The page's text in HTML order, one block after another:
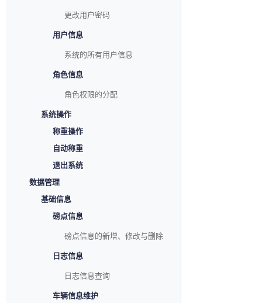
更改用户密码
用户信息
系统的所有用户信息
角色信息
角色权限的分配
系统操作
称重操作
自动称重
退出系统
数据管理
基础信息
磅点信息
磅点信息的新增、修改与删除
日志信息
日志信息查询
车辆信息维护